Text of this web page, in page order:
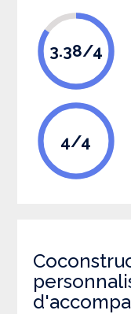
3.38/4
4/4